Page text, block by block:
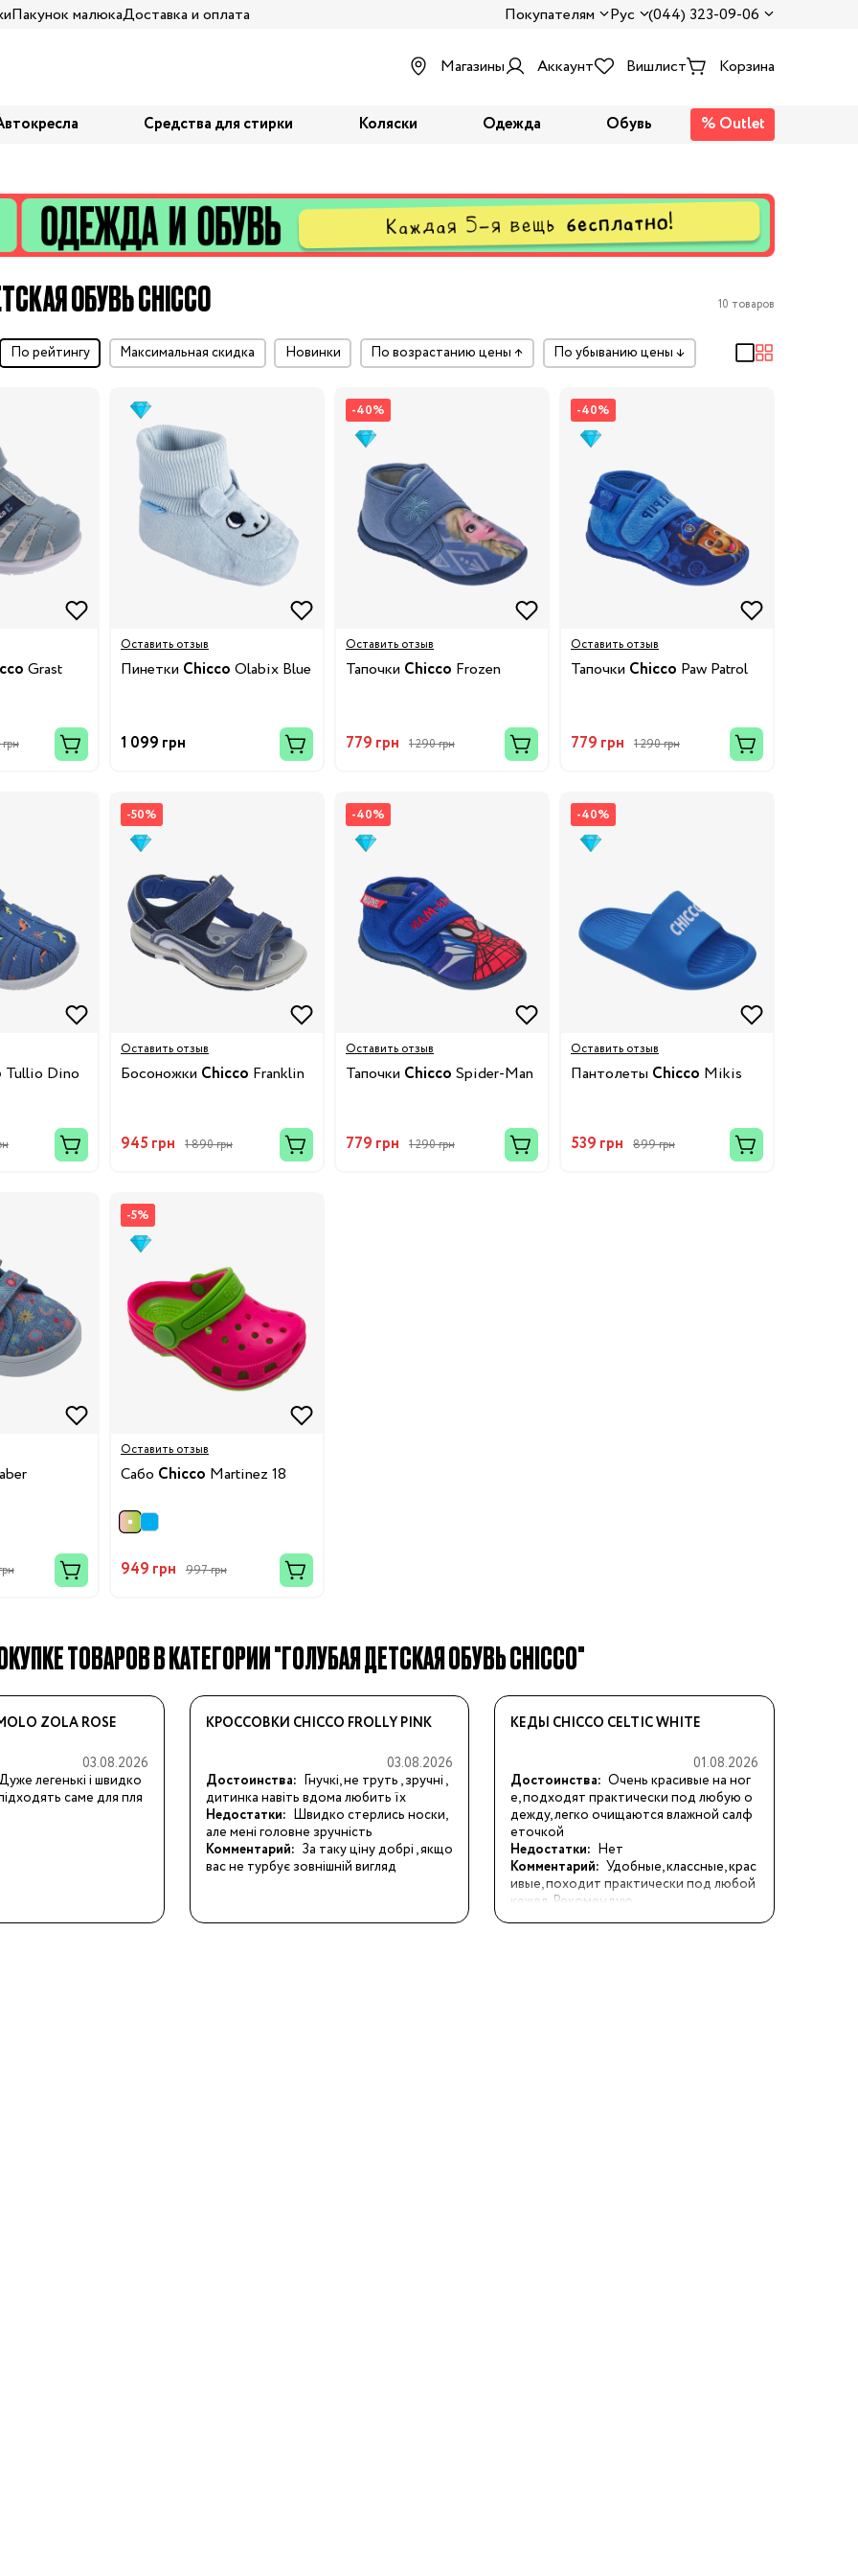
Пакунок малюкаДоставка и оплата Покупателям Рус (044) 323-09-06
24
29
Бренды:
Магазины Аккаунт Вишлист Корзина
Средства для стирки Коляски Одежда Обувь
% Outlet
ОБУВЬ CHICCO 10 товаров
по рейтингу максимальная скидка Новинки по возрастанию цены ↑ по убыванию цены ↓
Grast
Оставить отзыв
Пинетки Chicco Olabix Blue
1 099 грн
-40%
Оставить отзыв
Тапочки Chicco Frozen
779 грн 1 290 грн
-40%
Оставить отзыв
Тапочки Chicco Paw Patrol
779 грн 1 290 грн
Tullio Dino
-50%
Оставить отзыв
Босоножки Chicco Franklin
945 грн 1 890 грн
-40%
Оставить отзыв
Тапочки Chicco Spider-Man
779 грн 1 290 грн
-40%
Оставить отзыв
Пантолеты Chicco Mikis
539 грн 899 грн
-5%
Оставить отзыв
Сабо Chicco Martinez 18
949 грн 997 грн
ТОВАРОВ В КАТЕГОРИИ "ГОЛУБАЯ ДЕТСКАЯ ОБУВЬ CHICCO"
ZOLA ROSE
03.08.2026
легенькі і швидко
саме для пля
КРОССОВКИ CHICCO FROLLY PINK
03.08.2026
Достоинства: Гнучкі, не труть , зручні ,
дитинка навіть вдома любить їх
Недостатки: Швидко стерлись носки,
але мені головне зручність
Комментарий: За таку ціну добрі , якщо
вас не турбує зовнішній вигляд
КЕДЫ CHICCO CELTIC WHITE
01.08.2026
Достоинства: Очень красивые на ног
е, подходят практически под любую о
дежду, легко очищаются влажной салф
еточкой
Недостатки: Нет
Комментарий: Удобные, классные, крас
ивые, походит практически под любой
кежел. Рекомендую